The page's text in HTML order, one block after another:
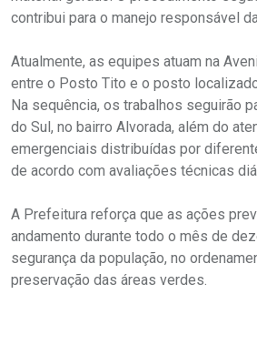
contribui para o manejo responsável
Atualmente, as equipes atuam na
entre o Posto Tito e o posto
Na sequência, os trabalhos seguirão
do Sul, no bairro Alvorada, além do
emergenciais distribuídas por
de acordo com avaliações técnicas
A Prefeitura reforça que as ações
andamento durante todo o mês de
segurança da população, no
preservação das áreas verdes.